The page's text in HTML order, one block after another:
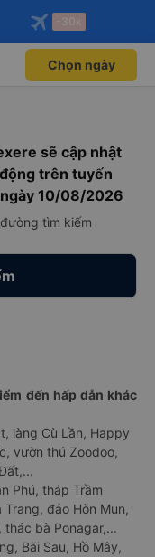
Mở app
qua
Mở app
-30k
Chọn ngày
sẽ cập nhật
trên tuyến
10/08/2026
tìm kiếm
đến hấp dẫn khác
làng Cù Lần, Happy
vườn thú Zoodoo,
Phú, tháp Trầm
đảo Hòn Mun,
bà Ponagar,...
Bãi Sau, Hồ Mây,